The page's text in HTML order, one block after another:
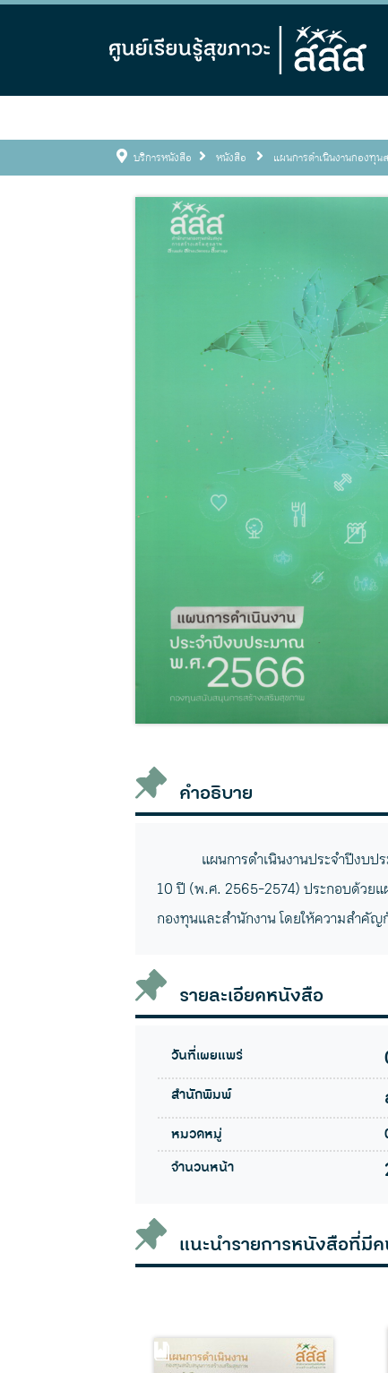
บริการหนังสือ หนังสือ แผนการดำเนินงานกองทุ
คำอธิบาย
แผนการดำเนินงานประจำปีงบ
10 ปี (พ.ศ. 2565-2574) ประกอบด้วยแ
กองทุนและสำนักงาน โดยให้ความสำคั
รายละเอียดหนังสือ
วันที่เผยแพร่
สำนักพิมพ์
หมวดหมู่
จำนวนหน้า
แนะนำรายการหนังสือที่มี